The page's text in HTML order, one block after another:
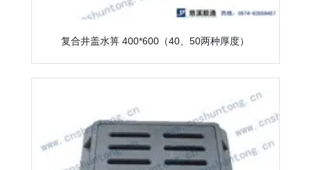
复合井盖水箅 400*600（40、50两种厚度）